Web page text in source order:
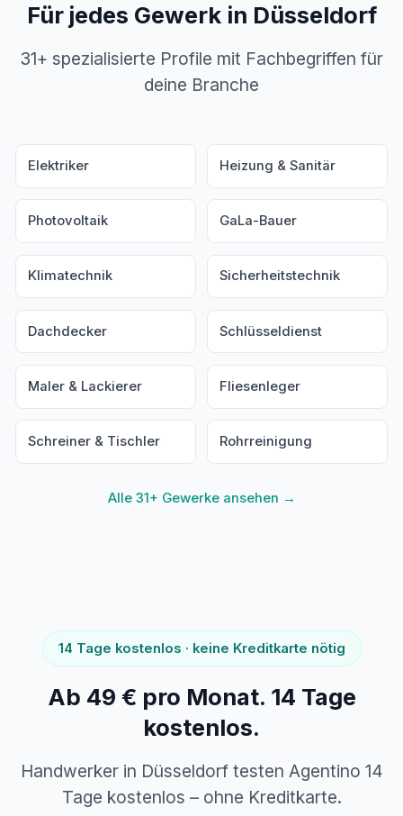
Für jedes Gewerk in Düsseldorf
31+ spezialisierte Profile mit Fachbegriffen für
deine Branche
Elektriker Heizung & Sanitär
Photovoltaik GaLa-Bauer
Klimatechnik Sicherheitstechnik
Dachdecker Schlüsseldienst
Maler & Lackierer Fliesenleger
Schreiner & Tischler Rohrreinigung
Alle 31+ Gewerke ansehen →
14 Tage kostenlos · keine Kreditkarte nötig
Ab 49 € pro Monat. 14 Tage
kostenlos.
Handwerker in Düsseldorf testen Agentino 14
Tage kostenlos – ohne Kreditkarte.